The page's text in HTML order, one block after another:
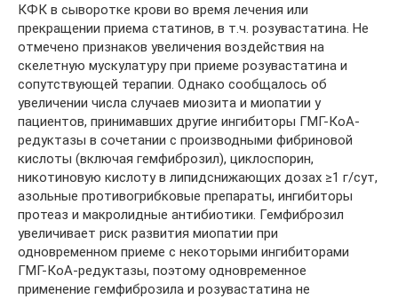
КФК в сыворотке крови во время лечения или
прекращении приема статинов, в т.ч. розувастатина. Не
отмечено признаков увеличения воздействия на
скелетную мускулатуру при приеме розувастатина и
сопутствующей терапии. Однако сообщалось об
увеличении числа случаев миозита и миопатии у
пациентов, принимавших другие ингибиторы ГМГ-КоА-
редуктазы в сочетании с производными фибриновой
кислоты (включая гемфиброзил), циклоспорин,
никотиновую кислоту в липидснижающих дозах ≥1 г/сут,
азольные противогрибковые препараты, ингибиторы
протеаз и макролидные антибиотики. Гемфиброзил
увеличивает риск развития миопатии при
одновременном приеме с некоторыми ингибиторами
ГМГ-КоА-редуктазы, поэтому одновременное
применение гемфиброзила и розувастатина не